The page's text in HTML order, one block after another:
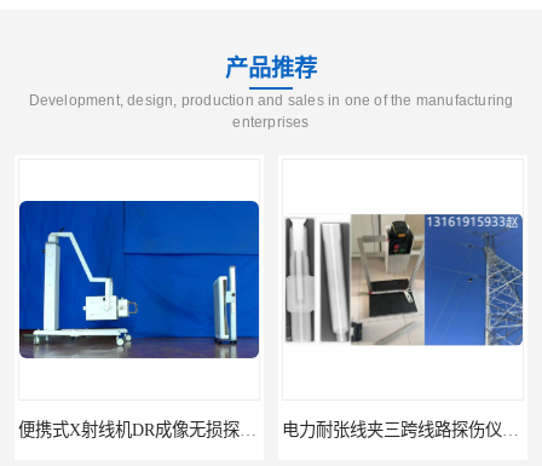
产品推荐
Development, design, production and sales in one of the manufacturing
enterprises